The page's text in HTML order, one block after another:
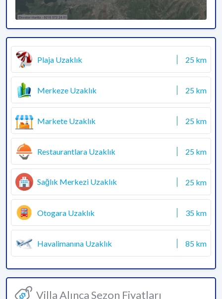
Plaja Uzaklık 25 km
Merkeze Uzaklık 25 km
Markete Uzaklık 25 km
Restaurantlara Uzaklık 25 km
Sağlık Merkezi Uzaklık 25 km
Otogara Uzaklık 35 km
Havalimanına Uzaklık 85 km
Villa Alınca Sezon Fiyatları